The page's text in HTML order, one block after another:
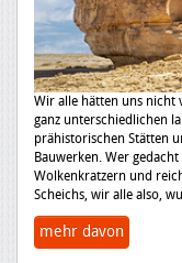
Wir alle hätten uns nicht
ganz unterschiedlichen
prähistorischen Stätten
Bauwerken. Wer
Wolkenkratzern und
Scheichs, wir alle also,
mehr davon